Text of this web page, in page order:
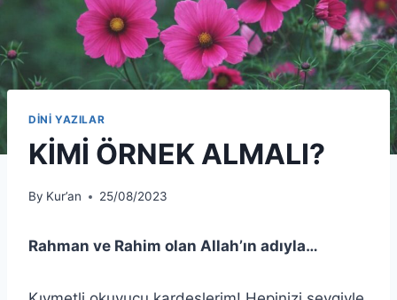
DİNİ YAZILAR
KİMİ ÖRNEK ALMALI?
By Kur’an 25/08/2023
Rahman ve Rahim olan Allah’ın adıyla…